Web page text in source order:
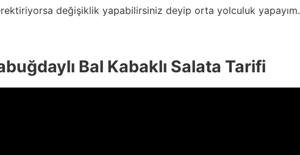
değişiklik yapabilirsiniz deyip orta yolculuk yapayım.
Bal Kabaklı Salata Tarifi